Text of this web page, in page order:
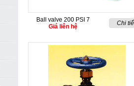
Ball valve 200 PSI 7
Giá liên hệ
Chi